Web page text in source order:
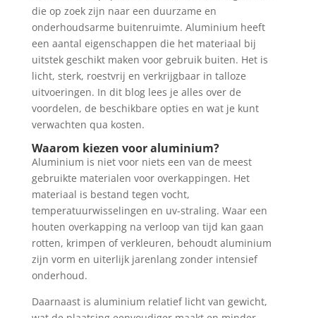
die op zoek zijn naar een duurzame en
onderhoudsarme buitenruimte. Aluminium heeft
een aantal eigenschappen die het materiaal bij
uitstek geschikt maken voor gebruik buiten. Het is
licht, sterk, roestvrij en verkrijgbaar in talloze
uitvoeringen. In dit blog lees je alles over de
voordelen, de beschikbare opties en wat je kunt
verwachten qua kosten.
Waarom kiezen voor aluminium?
Aluminium is niet voor niets een van de meest
gebruikte materialen voor overkappingen. Het
materiaal is bestand tegen vocht,
temperatuurwisselingen en uv-straling. Waar een
houten overkapping na verloop van tijd kan gaan
rotten, krimpen of verkleuren, behoudt aluminium
zijn vorm en uiterlijk jarenlang zonder intensief
onderhoud.
Daarnaast is aluminium relatief licht van gewicht,